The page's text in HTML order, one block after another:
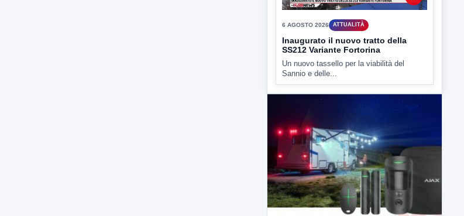
Inaugurato il nuovo tratto della
SS212 Variante Fortorina
Un nuovo tassello per la viabilità del
Sannio e delle...